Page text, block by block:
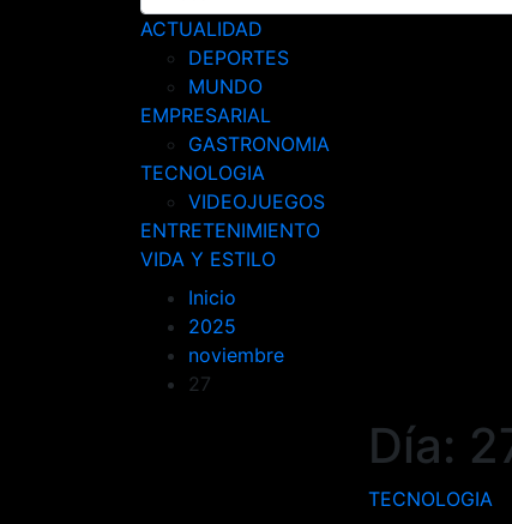
ACTUALIDAD
DEPORTES
MUNDO
EMPRESARIAL
GASTRONOMIA
TECNOLOGIA
VIDEOJUEGOS
ENTRETENIMIENTO
VIDA Y ESTILO
Inicio
2025
noviembre
27
Día:
TECNOLOGIA